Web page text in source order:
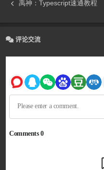
禹神：Typescript速通教程
评论交流